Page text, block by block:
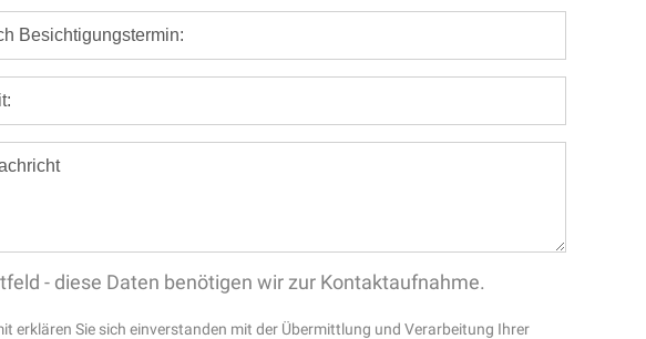
- diese Daten benötigen wir zur Kontaktaufnahme.
erklären Sie sich einverstanden mit der Übermittlung und Verarbeitung Ihrer